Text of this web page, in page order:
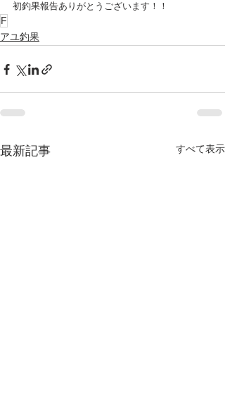
初釣果報告ありがとうございます！！
F
アユ釣果
最新記事 すべて表示